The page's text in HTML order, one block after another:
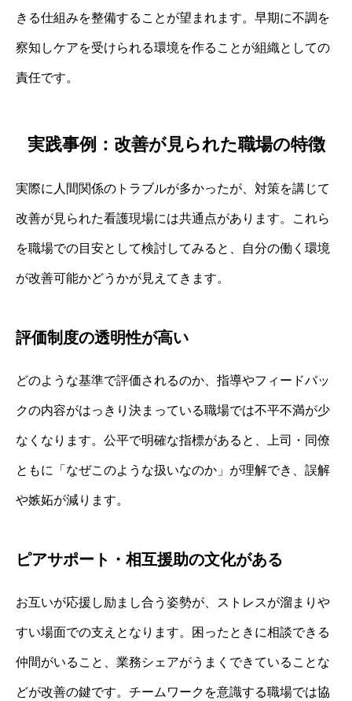
きる仕組みを整備することが望まれます。早期に不調を
察知しケアを受けられる環境を作ることが組織としての
責任です。
実践事例：改善が見られた職場の特徴
実際に人間関係のトラブルが多かったが、対策を講じて
改善が見られた看護現場には共通点があります。これら
を職場での目安として検討してみると、自分の働く環境
が改善可能かどうかが見えてきます。
評価制度の透明性が高い
どのような基準で評価されるのか、指導やフィードバッ
クの内容がはっきり決まっている職場では不平不満が少
なくなります。公平で明確な指標があると、上司・同僚
ともに「なぜこのような扱いなのか」が理解でき、誤解
や嫉妬が減ります。
ピアサポート・相互援助の文化がある
お互いが応援し励まし合う姿勢が、ストレスが溜まりや
すい場面での支えとなります。困ったときに相談できる
仲間がいること、業務シェアがうまくできていることな
どが改善の鍵です。チームワークを意識する職場では協